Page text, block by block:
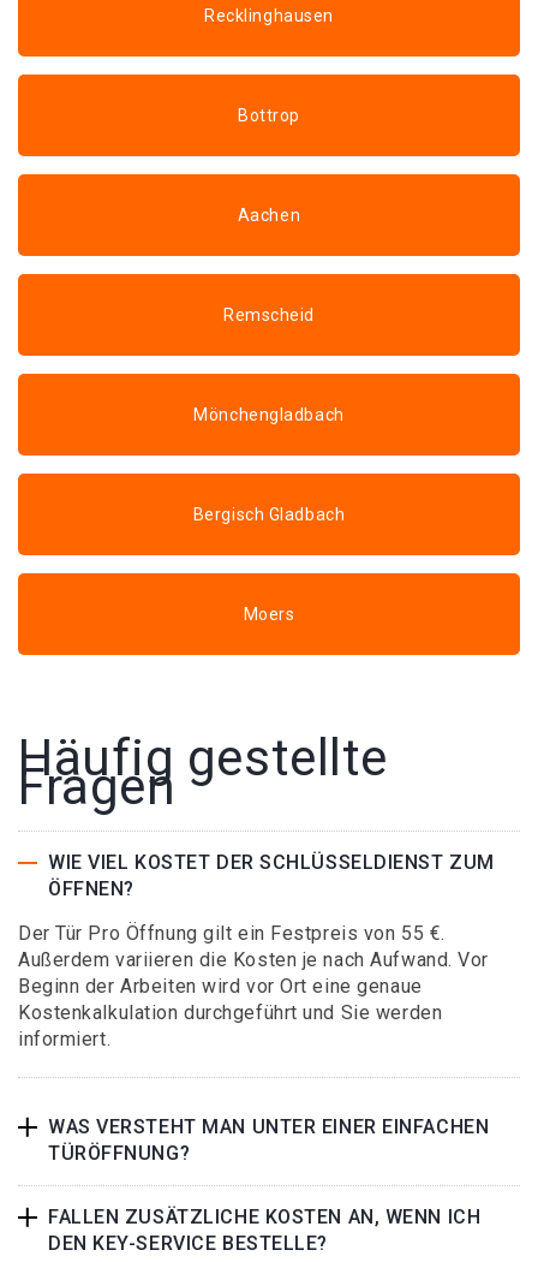
Recklinghausen
Bottrop
Aachen
Remscheid
Mönchengladbach
Bergisch Gladbach
Moers
Häufig gestellte
Fragen
WIE VIEL KOSTET DER SCHLÜSSELDIENST ZUM
ÖFFNEN?
Der Tür Pro Öffnung gilt ein Festpreis von 55 €.
Außerdem variieren die Kosten je nach Aufwand. Vor
Beginn der Arbeiten wird vor Ort eine genaue
Kostenkalkulation durchgeführt und Sie werden
informiert.
WAS VERSTEHT MAN UNTER EINER EINFACHEN
TÜRÖFFNUNG?
FALLEN ZUSÄTZLICHE KOSTEN AN, WENN ICH
DEN KEY-SERVICE BESTELLE?